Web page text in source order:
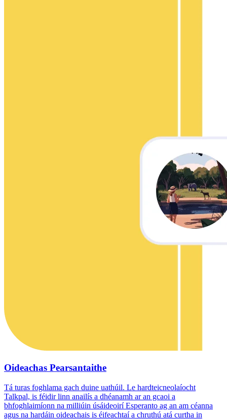
Oideachas Pearsantaithe
Tá turas foghlama gach duine uathúil. Le hardteicneolaíocht
Talkpal, is féidir linn anailís a dhéanamh ar an gcaoi a
bhfoghlaimíonn na milliúin úsáideoirí Esperanto ag an am céanna
agus na hardáin oideachais is éifeachtaí a chruthú atá curtha in